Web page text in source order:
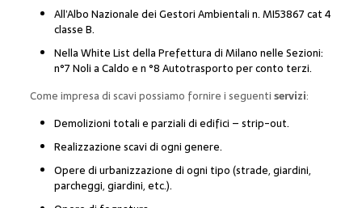
All’Albo Nazionale dei Gestori Ambientali n. MI53867 cat 4
classe B.
Nella White List della Prefettura di Milano nelle Sezioni:
n°7 Noli a Caldo e n °8 Autotrasporto per conto terzi.
Come impresa di scavi possiamo fornire i seguentiservizi:
Demolizioni totali e parziali di edifici – strip-out.
Realizzazione scavi di ogni genere.
Opere di urbanizzazione di ogni tipo (strade, giardini,
parcheggi, giardini, etc.).